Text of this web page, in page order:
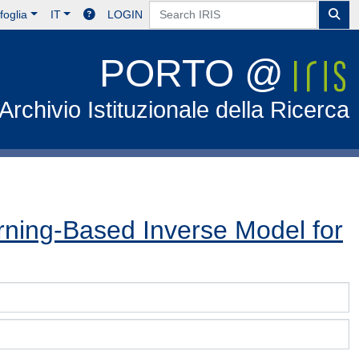
IT LOGIN
PORTO @
Istituzionale della Ricerca
Based Inverse Model for